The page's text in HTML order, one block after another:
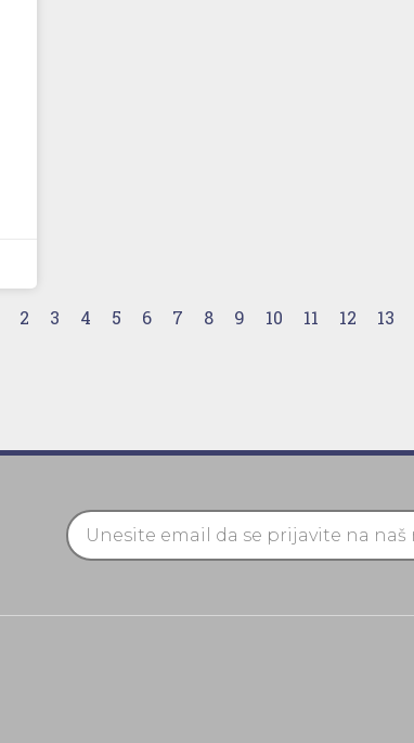
2 3 4 5 6 7 8 9 10 11 12 13